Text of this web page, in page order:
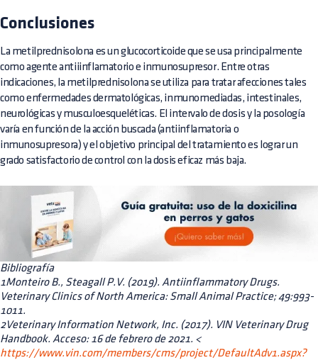
Conclusiones
La metilprednisolona es un glucocorticoide que se usa principalmente
como agente antiiinflamatorio e inmunosupresor. Entre otras
indicaciones, la metilprednisolona se utiliza para tratar afecciones tales
como enfermedades dermatológicas, inmunomediadas, intestinales,
neurológicas y musculoesqueléticas. El intervalo de dosis y la posología
varía en función de la acción buscada (antiinflamatoria o
inmunosupresora) y el objetivo principal del tratamiento es lograr un
grado satisfactorio de control con la dosis eficaz más baja.
Bibliografía
1Monteiro B., Steagall P.V. (2019). Antiinflammatory Drugs.
Veterinary Clinics of North America: Small Animal Practice; 49:993-
1011.
2Veterinary Information Network, Inc. (2017). VIN Veterinary Drug
Handbook. Acceso: 16 de febrero de 2021. <
https://www.vin.com/members/cms/project/DefaultAdv1.aspx?